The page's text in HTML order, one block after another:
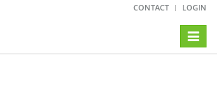
CONTACT LOGIN
Toggle